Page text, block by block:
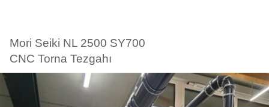
Mori Seiki NL 2500 SY700
CNC Torna Tezgahı